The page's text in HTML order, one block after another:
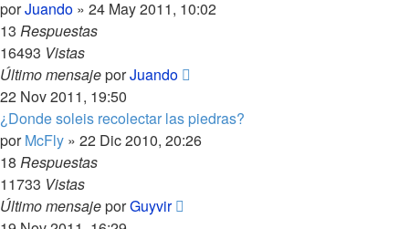
porJuando » 24 May 2011, 10:02
13 Respuestas
16493 Vistas
Último mensajeporJuando
22 Nov 2011, 19:50
¿Donde soleis recolectar las piedras?
porMcFly » 22 Dic 2010, 20:26
18 Respuestas
11733 Vistas
Último mensajeporGuyvir